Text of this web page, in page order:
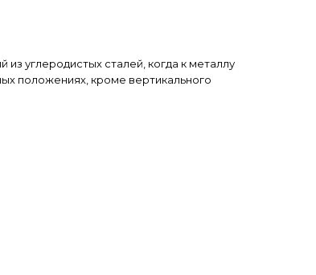
из углеродистых сталей, когда к металлу
положениях, кроме вертикального